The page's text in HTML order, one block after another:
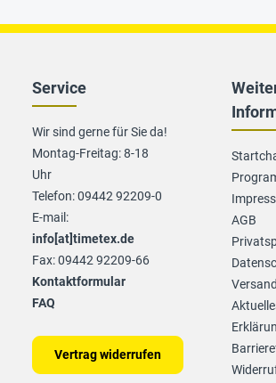
Service
Wir sind gerne für Sie da!
Montag-Freitag: 8-18
Uhr
Telefon: 09442 92209-0
E-mail:
info[at]timetex.de
Fax: 09442 92209-66
Kontaktformular
FAQ
Vertrag widerrufen
AGB